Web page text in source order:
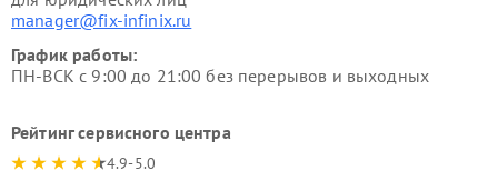
manager@fix-infinix.ru
График работы:
ПН-ВСК с 9:00 до 21:00 без перерывов и выходных
Рейтинг сервисного центра
4.9-5.0